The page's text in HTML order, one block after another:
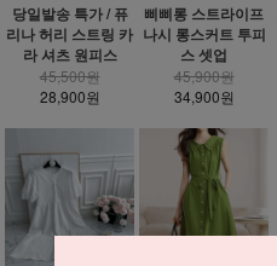
당일발송 특가 / 퓨
리나 허리 스트링 카
라 셔츠 원피스
45,500원
28,900원
삐삐롱 스트라이프
나시 롱스커트 투피
스 셋업
45,900원
34,900원